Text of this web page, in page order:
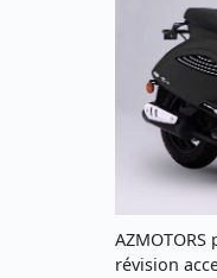
révision